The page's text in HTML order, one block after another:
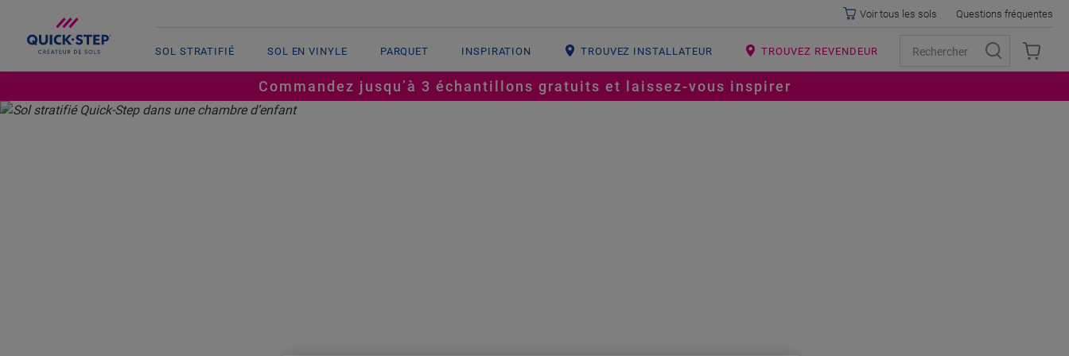
SOL STRATIFIÉ SOL EN VINYLE PARQUET INSPIRATION TROUVEZ INSTALLATEUR TROUVEZ REVENDEUR
Voir tous les sols Questions fréquentes
Commandez jusqu’à 3 échantillons gratuits et laissez-vous inspirer